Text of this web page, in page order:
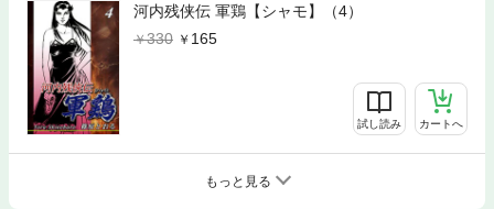
河内残侠伝 軍鶏【シャモ】（4）
330
165
試し読み カートへ
もっと見る